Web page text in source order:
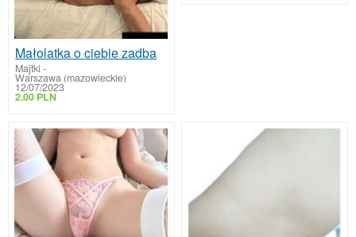
Małolatka o ciebie zadba
Majtki -
Warszawa (mazowieckie)
12/07/2023
2.00 PLN